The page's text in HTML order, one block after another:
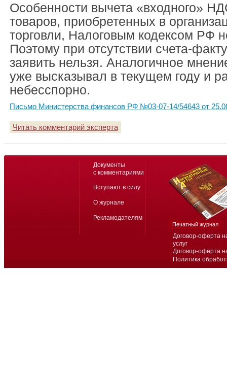
Особенности вычета «входного»
товаров, приобретенных в
торговли, Налоговым кодексом РФ
Поэтому при отсутствии счета-
заявить нельзя. Аналогичное
уже высказывал в текущем году и
небесспорно.
Письмо Министерства финансов РФ №03-07-14/54643 от
Читать комментарий эксперта
Договор-оферта
услуг
Договор-оферта
Политика
Документы
с комментариями
Вступают в силу
О журнале
Рекламодателям
Печатный журнал